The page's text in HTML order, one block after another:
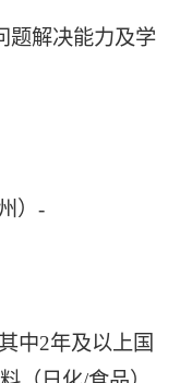
题解决能力及学
）-
中2年及以上国